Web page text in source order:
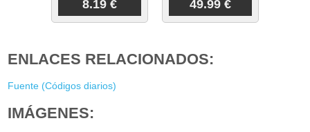
8.19 € 49.99 €
ENLACES RELACIONADOS:
Fuente (Códigos diarios)
IMÁGENES: